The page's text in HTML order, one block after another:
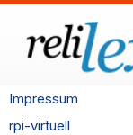
Impressum
rpi-virtuell